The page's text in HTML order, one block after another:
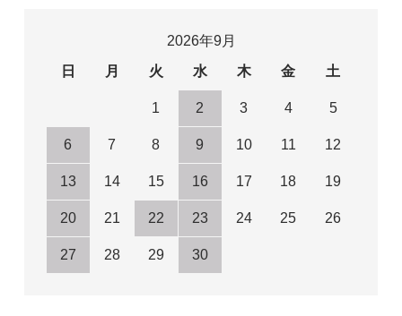
2026年9月
日
月 火 水 木 金 土
1 2 3 4 5
6 7 8 9 10 11 12
13 14 15 16 17 18 19
20 21 22 23 24 25 26
27 28 29 30